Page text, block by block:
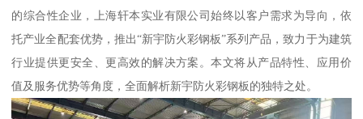
的综合性企业，上海轩本实业有限公司始终以客户需求为导向，依
托产业全配套优势，推出“新宇防火彩钢板”系列产品，致力于为建筑
行业提供更安全、更高效的解决方案。本文将从产品特性、应用价
值及服务优势等角度，全面解析新宇防火彩钢板的独特之处。